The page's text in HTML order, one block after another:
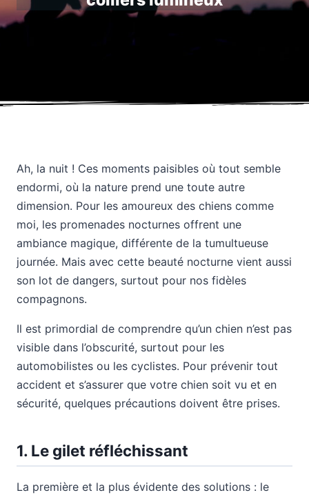
Ah, la nuit ! Ces moments paisibles où tout semble
endormi, où la nature prend une toute autre
dimension. Pour les amoureux des chiens comme
moi, les promenades nocturnes offrent une
ambiance magique, différente de la tumultueuse
journée. Mais avec cette beauté nocturne vient aussi
son lot de dangers, surtout pour nos fidèles
compagnons.
Il est primordial de comprendre qu’un chien n’est pas
visible dans l’obscurité, surtout pour les
automobilistes ou les cyclistes. Pour prévenir tout
accident et s’assurer que votre chien soit vu et en
sécurité, quelques précautions doivent être prises.
1. Le gilet réfléchissant
La première et la plus évidente des solutions : le